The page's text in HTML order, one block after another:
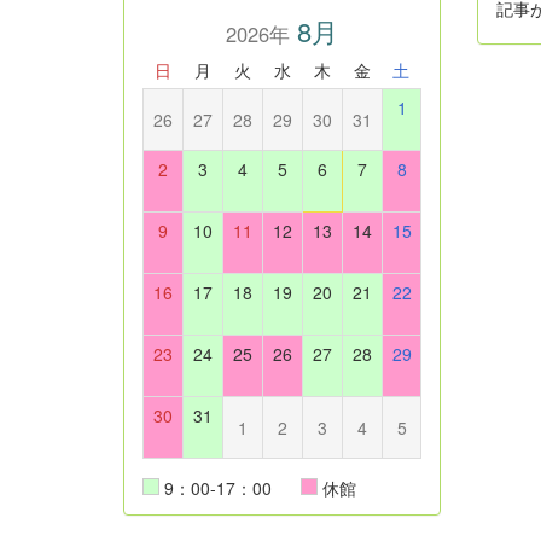
記事
2026年8月
日 月 火 水 木 金 土
26 27 28 29 30 31 1
2 3 4 5 6 7 8
9 10 11 12 13 14 15
16 17 18 19 20 21 22
23 24 25 26 27 28 29
30 31 1 2 3 4 5
9：00-17：00 休館